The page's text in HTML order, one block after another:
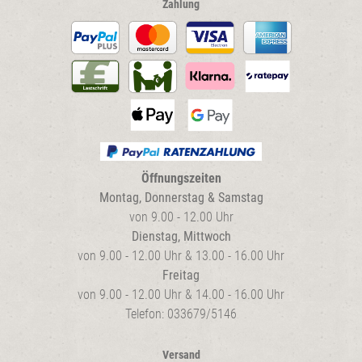
Zahlung
Öffnungszeiten
Montag, Donnerstag & Samstag
von 9.00 - 12.00 Uhr
Dienstag, Mittwoch
von 9.00 - 12.00 Uhr & 13.00 - 16.00 Uhr
Freitag
von 9.00 - 12.00 Uhr & 14.00 - 16.00 Uhr
Telefon: 033679/5146
Versand